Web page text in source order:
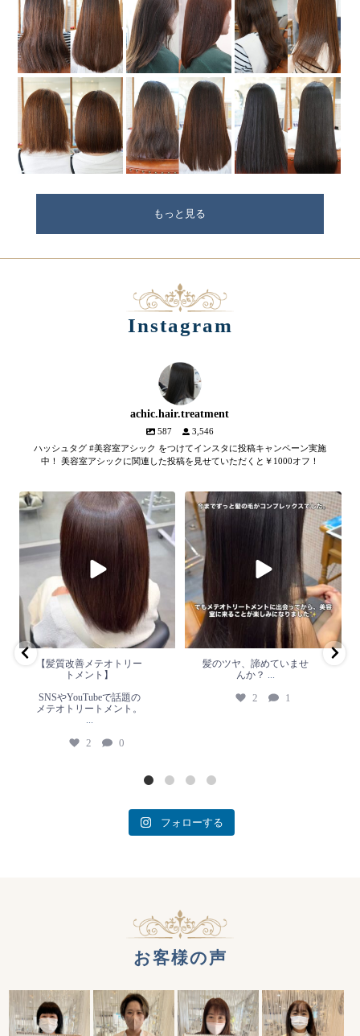
もっと見る
Instagram
achic.hair.treatment
587
3,546
ハッシュタグ #美容室アシック をつけてインスタに投稿キャンペーン実施
中！ 美容室アシックに関連した投稿を見せていただくと￥1000オフ！
【髪質改善メテオトリートメン
SNSやYouTubeで話題のメテオト
リートメント。
2 0
【髪質改善メテオトリー
トメント】
SNSやYouTubeで話題の
メテオトリートメント。
...
2 0
髪のツヤ、諦めていません
1
髪のツヤ、諦めていませ
んか？ ...
2 1
フォローする
お客様の声